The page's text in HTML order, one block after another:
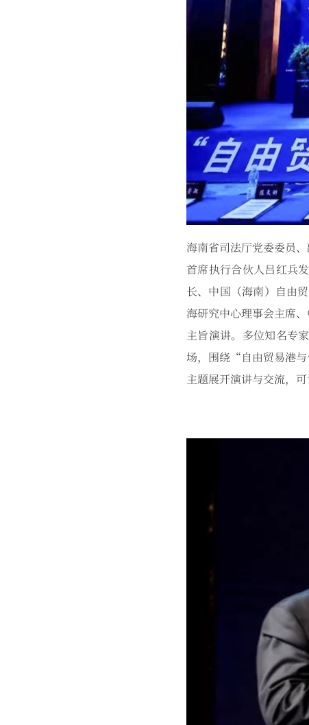
海南省司法厅党委委员
首席执行合伙人吕红兵
长、中国（海南）自由
海研究中心理事会主席
主旨演讲。多位知名专
场，围绕“自由贸易港
主题展开演讲与交流，